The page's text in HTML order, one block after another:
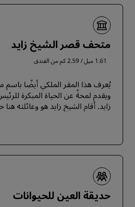
متحف قصر الشيخ زايد
1.61 ميل / 2.59 كم من الفندق
يُعرف هذا المقر الملكي أيضًا
ويقدم لمحةً عن الحياة المبكرة
زايد. أقام الشيخ زايد هو وعائلته هنا حتى
حديقة العين للحيوانات